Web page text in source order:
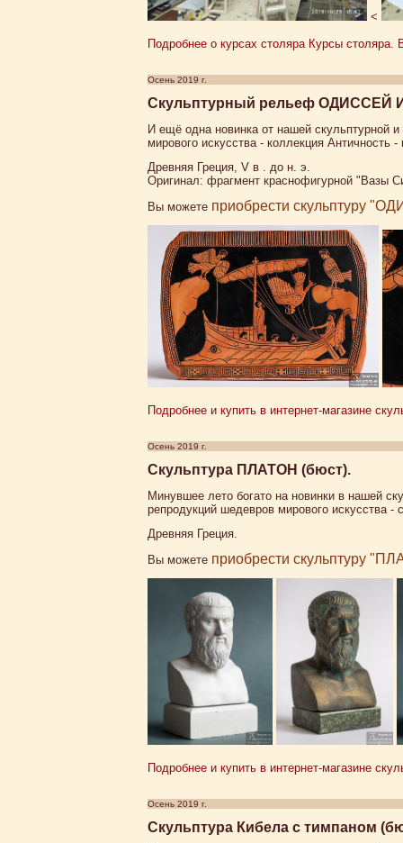
<
Подробнее о курсах столяра Курсы столяра.
Осень 2019 г.
Скульптурный рельеф ОДИССЕЙ
И ещё одна новинка от нашей скульптурной
мирового искусства - коллекция
Древняя Греция, V в . до н. э.
Оригинал: фрагмент краснофигурной "Вазы
Вы можете приобрести скульптуру
Подробнее и купить в интернет-магазине
Осень 2019 г.
Скульптура ПЛАТОН (бюст).
Минувшее лето богато на новинки в нашей
репродукций шедевров мирового искусства
Древняя Греция.
Вы можете приобрести скульптуру
Подробнее и купить в интернет-магазине
Осень 2019 г.
Скульптура Кибела с тимпаном